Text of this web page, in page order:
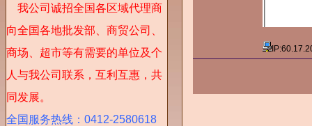
我公司诚招全国各区域代理商
向全国各地批发部、商贸公司、
商场、超市等有需要的单位及个
人与我公司联系，互利互惠，共
同发展。
全国服务热线：0412-2580618